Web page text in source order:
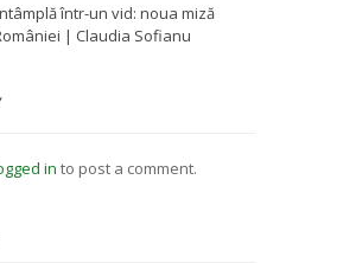
într-un vid: noua miză
| Claudia Sofianu
in to post a comment.